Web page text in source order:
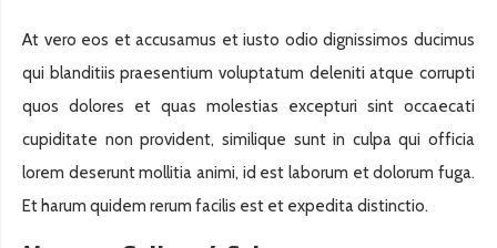
At vero eos et accusamus et iusto odio dignissimos ducimus
qui blanditiis praesentium voluptatum deleniti atque corrupti
quos dolores et quas molestias excepturi sint occaecati
cupiditate non provident, similique sunt in culpa qui officia
lorem deserunt mollitia animi, id est laborum et dolorum fuga.
Et harum quidem rerum facilis est et expedita distinctio.